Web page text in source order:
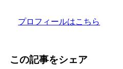
プロフィールはこちら
この記事をシェア